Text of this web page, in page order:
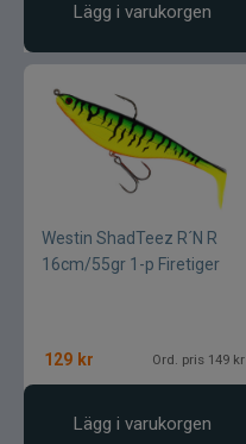
Lägg i varukorgen
Westin ShadTeez R´N R
16cm/55gr 1-p Firetiger
129 kr Ord. pris 149 kr
Lägg i varukorgen